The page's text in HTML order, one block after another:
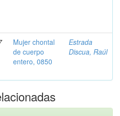
Mujer chontal
de cuerpo
entero, 0850
Estrada
Discua, Raúl